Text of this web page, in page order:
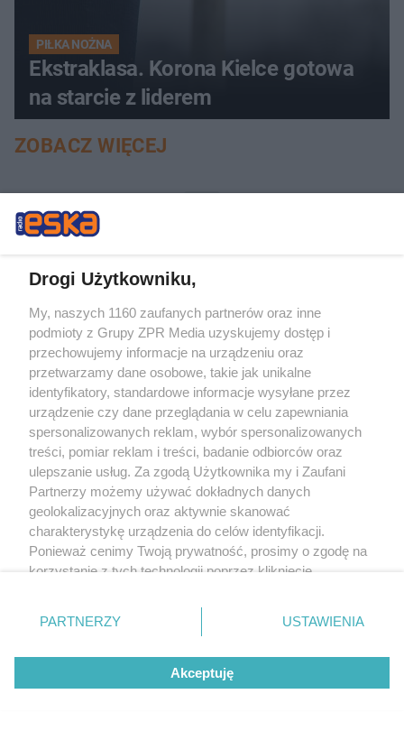
PIŁKA NOŻNA
Ekstraklasa. Korona Kielce gotowa
na starcie z liderem
ZOBACZ WIĘCEJ
Żaden utwór zamieszczony w serwisie nie może być powielany i
rozpowszechniany lub dalej rozpowszechniany w jakikolwiek sposób (w
Drogi Użytkowniku,
My, naszych 1160 zaufanych partnerów oraz inne
podmioty z Grupy ZPR Media uzyskujemy dostęp i
przechowujemy informacje na urządzeniu oraz
przetwarzamy dane osobowe, takie jak unikalne
identyfikatory, standardowe informacje wysyłane przez
urządzenie czy dane przeglądania w celu zapewniania
spersonalizowanych reklam, wybór spersonalizowanych
treści, pomiar reklam i treści, badanie odbiorców oraz
ulepszanie usług. Za zgodą Użytkownika my i Zaufani
Partnerzy możemy używać dokładnych danych
geolokalizacyjnych oraz aktywnie skanować
charakterystykę urządzenia do celów identyfikacji.
Ponieważ cenimy Twoją prywatność, prosimy o zgodę na
korzystanie z tych technologii poprzez kliknięcie
zmienić/wycofać klikając przycisk ustawień prywatności
znajdujący się w lewym dolnym rogu strony
rodzaje przetwarzania danych nie wymagają zgody
użytkownika, ale masz prawo sprzeciwić się takiemu
przetwarzaniu. Preferencje będą miały zastosowanie tylko
PARTNERZY USTAWIENIA
Akceptuję